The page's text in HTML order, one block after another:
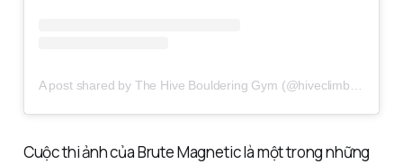
Cuộc thi ảnh của Brute Magnetic là một trong những